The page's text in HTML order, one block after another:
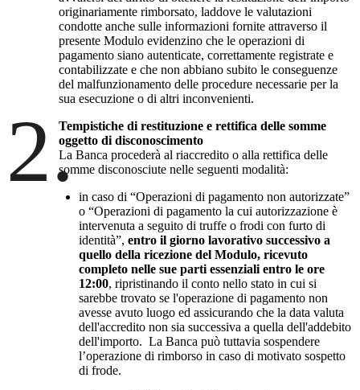
originariamente rimborsato, laddove le valutazioni
condotte anche sulle informazioni fornite attraverso il
presente Modulo evidenzino che le operazioni di
pagamento siano autenticate, correttamente registrate e
contabilizzate e che non abbiano subito le conseguenze
del malfunzionamento delle procedure necessarie per la
sua esecuzione o di altri inconvenienti.
2.Tempistiche di restituzione e rettifica delle somme
oggetto di disconoscimento
La Banca procederà al riaccredito o alla rettifica delle
somme disconosciute nelle seguenti modalità:
in caso di “Operazioni di pagamento non autorizzate”
o “Operazioni di pagamento la cui autorizzazione è
intervenuta a seguito di truffe o frodi con furto di
identità”, entro il giorno lavorativo successivo a
quello della ricezione del Modulo, ricevuto
completo nelle sue parti essenziali entro le ore
12:00, ripristinando il conto nello stato in cui si
sarebbe trovato se l'operazione di pagamento non
avesse avuto luogo ed assicurando che la data valuta
dell'accredito non sia successiva a quella dell'addebito
dell'importo. La Banca può tuttavia sospendere
l’operazione di rimborso in caso di motivato sospetto
di frode.